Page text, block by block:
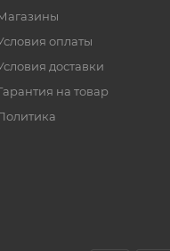
оплаты
доставки
на товар